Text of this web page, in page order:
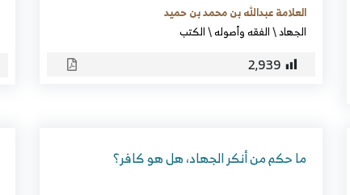
العلامة عبدالله بن محمد بن حميد
الجهاد\الفقه وأصوله\الكتب
2٬939
ما حكم من أنكر الجهاد، هل هو كافر؟